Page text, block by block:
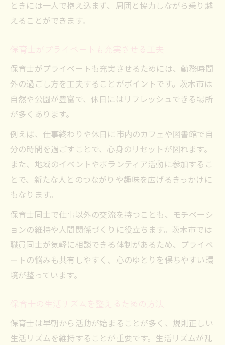
ときには一人で抱え込まず、周囲と協力しながら乗り越
えることができます。
保育士がプライベートも充実させる工夫
保育士がプライベートも充実させるためには、勤務時間
外の過ごし方を工夫することがポイントです。茨木市は
自然や公園が豊富で、休日にはリフレッシュできる場所
が多くあります。
例えば、仕事終わりや休日に市内のカフェや図書館で自
分の時間を過ごすことで、心身のリセットが図れます。
また、地域のイベントやボランティア活動に参加するこ
とで、新たな人とのつながりや趣味を広げるきっかけに
もなります。
保育士同士で仕事以外の交流を持つことも、モチベーシ
ョンの維持や人間関係づくりに役立ちます。茨木市では
職員同士が気軽に相談できる体制があるため、プライベ
ートの悩みも共有しやすく、心のゆとりを保ちやすい環
境が整っています。
保育士の生活リズムを整えるための方法
保育士は早朝から活動が始まることが多く、規則正しい
生活リズムを維持することが重要です。生活リズムが乱